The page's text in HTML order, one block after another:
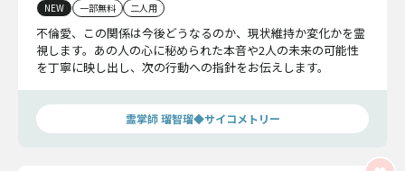
NEW 一部無料 二人用
不倫愛、この関係は今後どうなるのか、現状維持か変化かを霊
視します。あの人の心に秘められた本音や2人の未来の可能性
を丁寧に映し出し、次の行動への指針をお伝えします。
霊掌師 瑠智瑠◆サイコメトリー